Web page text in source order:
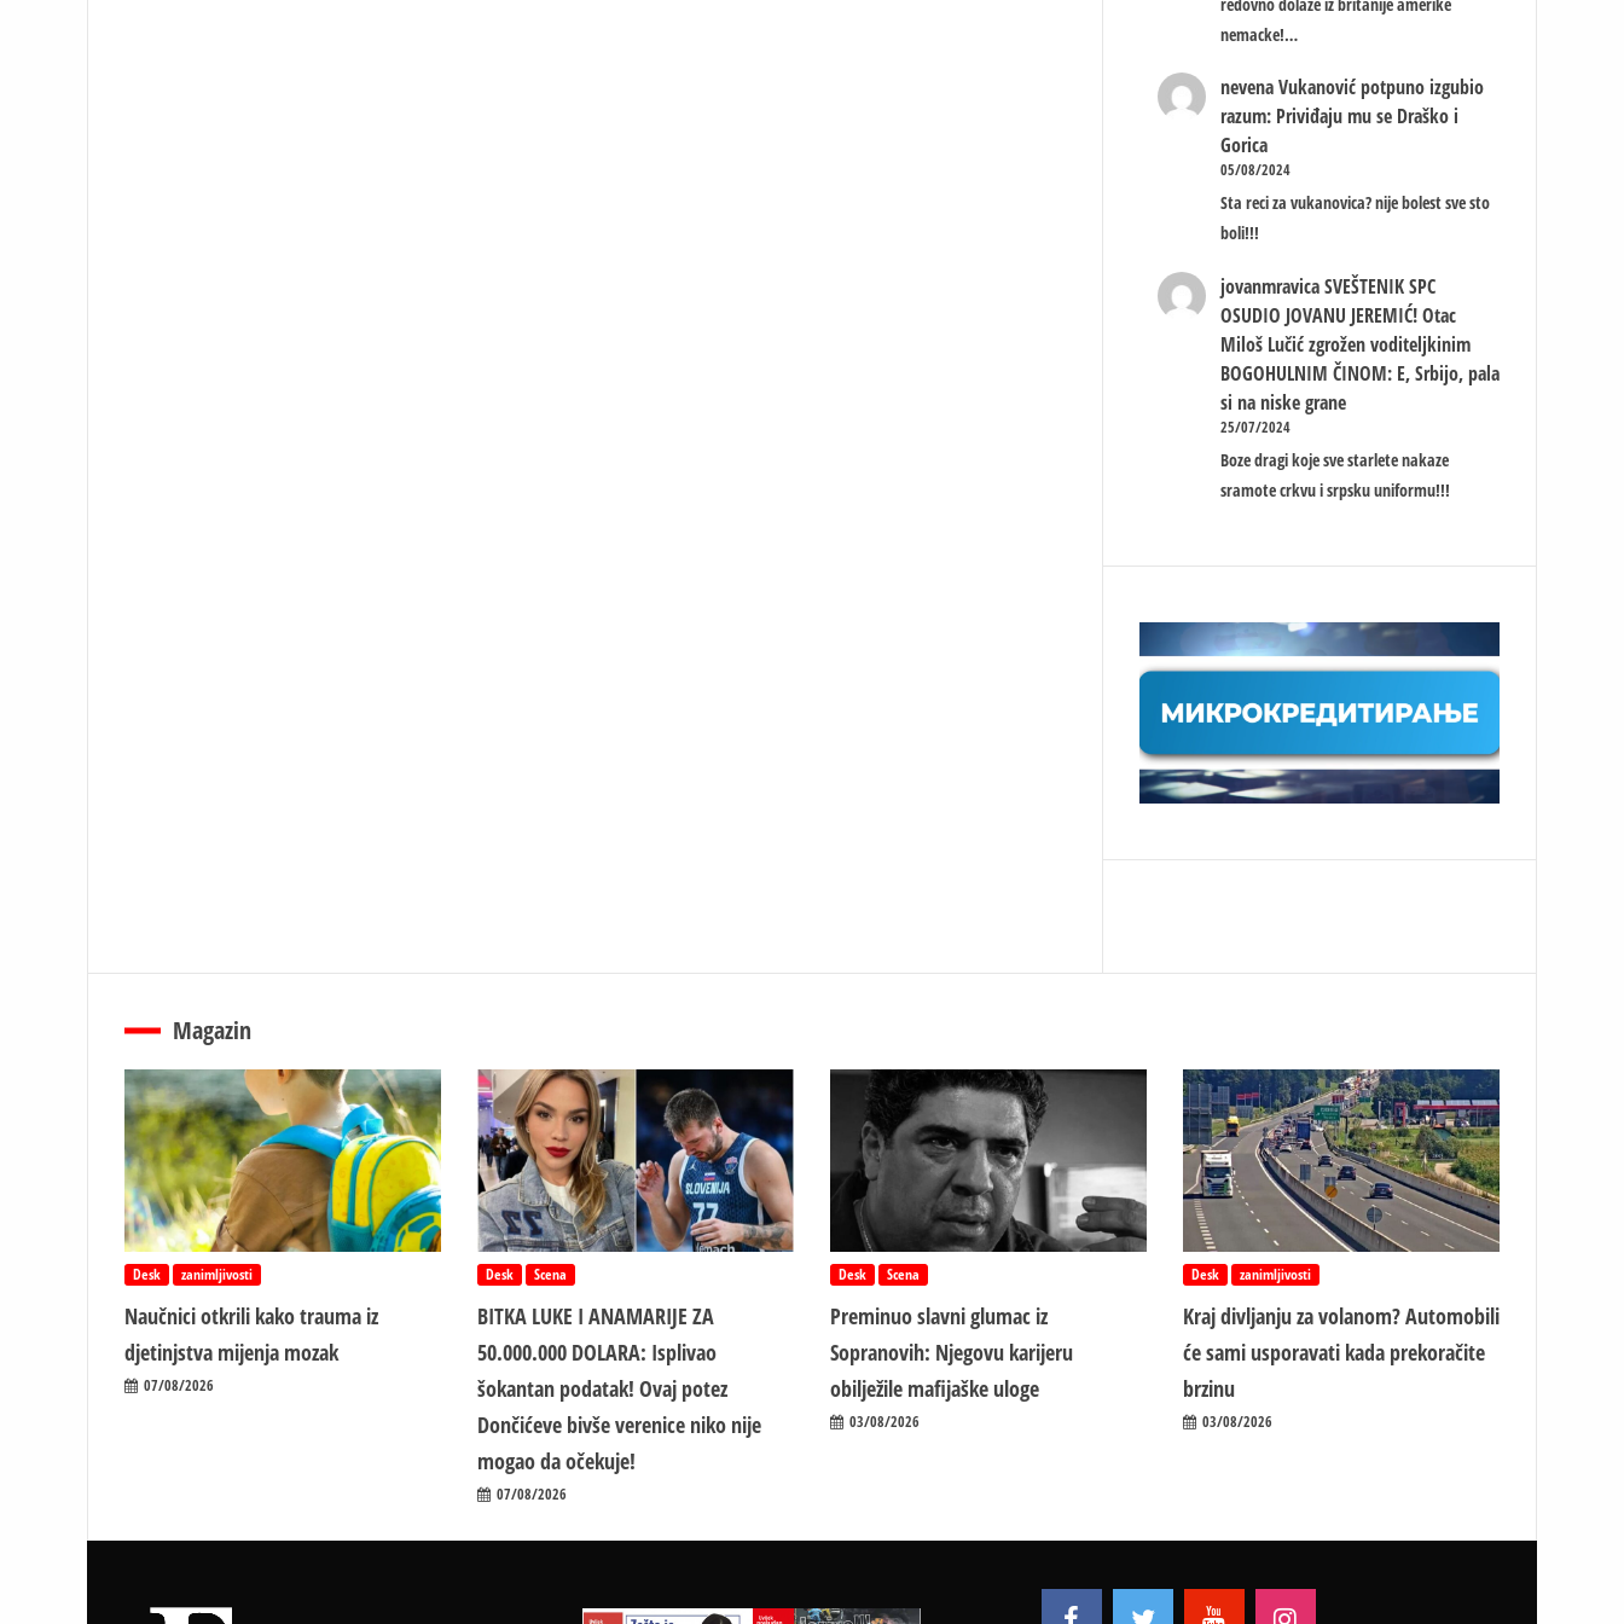
nemacke!…
nevena Vukanović potpuno izgubio
razum: Priviđaju mu se Draško i
Gorica
05/08/2024
Sta reci za vukanovica? nije bolest sve sto
boli!!!
jovanmravica SVEŠTENIK SPC
OSUDIO JOVANU JEREMIĆ! Otac
Miloš Lučić zgrožen voditeljkinim
BOGOHULNIM ČINOM: E, Srbijo, pala
si na niske grane
25/07/2024
Boze dragi koje sve starlete nakaze
sramote crkvu i srpsku uniformu!!!
Magazin
Desk zanimljivosti
Naučnici otkrili kako trauma iz
d‌jetinjstva mijenja mozak
07/08/2026
Desk Scena
BITKA LUKE I ANAMARIJE ZA
50.000.000 DOLARA: Isplivao
šokantan podatak! Ovaj potez
Dončićeve bivše verenice niko nije
mogao da očekuje!
07/08/2026
Desk Scena
Preminuo slavni glumac iz
Sopranovih: Njegovu karijeru
obilježile mafijaške uloge
03/08/2026
Desk zanimljivosti
Kraj divljanju za volanom? Automobili
će sami usporavati kada prekoračite
brzinu
03/08/2026